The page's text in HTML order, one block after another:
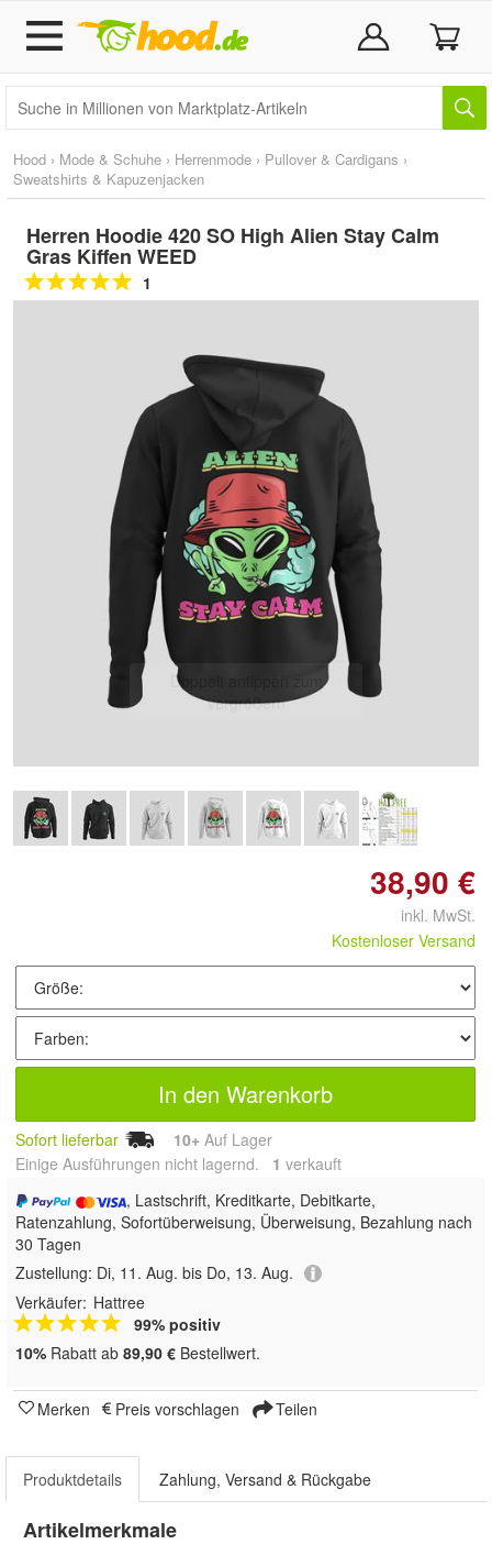
Hood › Mode & Schuhe › Herrenmode › Pullover & Cardigans ›
Sweatshirts & Kapuzenjacken
Herren Hoodie 420 SO High Alien Stay Calm
Gras Kiffen WEED
1
Doppelt antippen zum
vergrößern
38,90 €
inkl. MwSt.
Kostenloser Versand
In den Warenkorb
Sofort lieferbar 10+ Auf Lager
Einige Ausführungen nicht lagernd. 1 verkauft
, Lastschrift, Kreditkarte, Debitkarte,
Ratenzahlung, Sofortüberweisung, Überweisung, Bezahlung nach
30 Tagen
Zustellung: Di, 11. Aug. bis Do, 13. Aug.
Verkäufer: Hattree
99% positiv
10% Rabatt ab 89,90 € Bestellwert.
Merken Preis vorschlagen Teilen
Produktdetails Zahlung, Versand & Rückgabe
Artikelmerkmale